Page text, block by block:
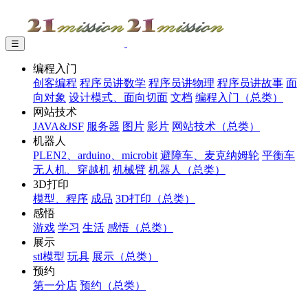
☰
编程入门
创客编程 程序员讲数学 程序员讲物理 程序员讲故事 面
向对象 设计模式、面向切面 文档 编程入门（总类）
网站技术
JAVA&JSF 服务器 图片 影片 网站技术（总类）
机器人
PLEN2、arduino、microbit 避障车、麦克纳姆轮 平衡车
无人机、穿越机 机械臂 机器人（总类）
3D打印
模型、程序 成品 3D打印（总类）
感悟
游戏 学习 生活 感悟（总类）
展示
stl模型 玩具 展示（总类）
预约
第一分店 预约（总类）